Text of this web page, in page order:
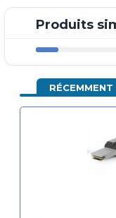
au Maroc
Produits
RÉCEMMENT